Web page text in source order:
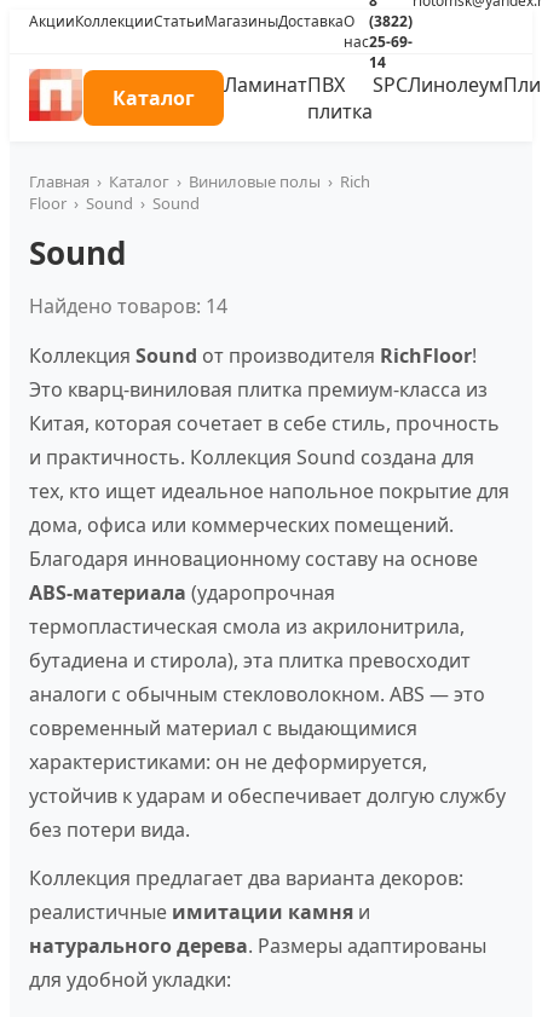
АкцииКоллекцииСтатьиМагазиныДоставкаО
нас
(3822)
25-69-
14
Каталог ЛаминатПВХ
плитка
SPCЛинолеум
Главная › Каталог › Виниловые полы › Rich
Floor › Sound › Sound
Sound
Найдено товаров: 14
Коллекция Sound от производителя RichFloor!
Это кварц-виниловая плитка премиум-класса из
Китая, которая сочетает в себе стиль, прочность
и практичность. Коллекция Sound создана для
тех, кто ищет идеальное напольное покрытие для
дома, офиса или коммерческих помещений.
Благодаря инновационному составу на основе
ABS-материала (ударопрочная
термопластическая смола из акрилонитрила,
бутадиена и стирола), эта плитка превосходит
аналоги с обычным стекловолокном. ABS — это
современный материал с выдающимися
характеристиками: он не деформируется,
устойчив к ударам и обеспечивает долгую службу
без потери вида.
Коллекция предлагает два варианта декоров:
реалистичные имитации камня и
натурального дерева. Размеры адаптированы
для удобной укладки: